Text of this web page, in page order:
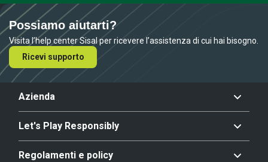
Possiamo aiutarti?
Visita l’help center Sisal per ricevere l’assistenza di cui hai bisogno.
Ricevi supporto
Azienda
Let's Play Responsibly
Regolamenti e policy